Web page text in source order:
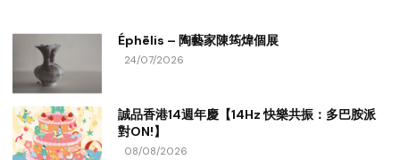
Éphēlis – 陶藝家陳筠煒個展
24/07/2026
誠品香港14週年慶【14Hz 快樂共振：多巴胺派
對ON!】
08/08/2026